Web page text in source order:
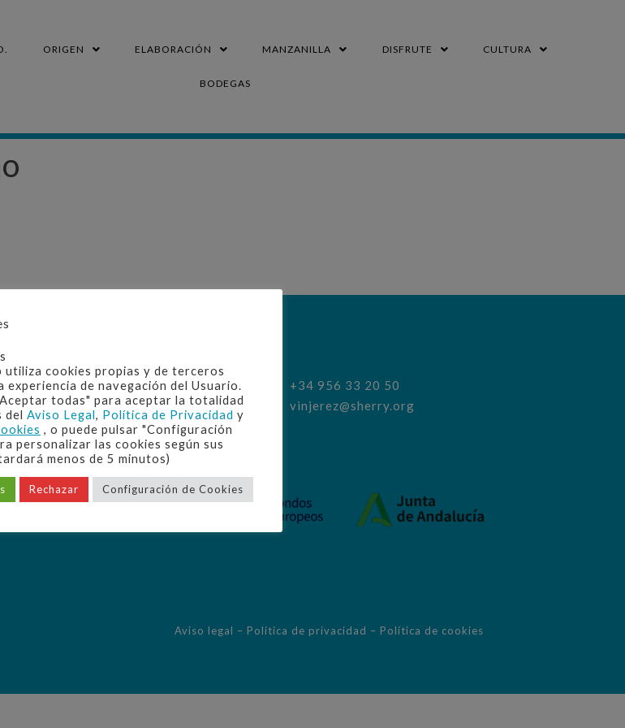
ORIGEN ELABORACIÓN MANZANILLA DISFRUTE CULTURA
BODEGAS
Avda. Alcalde Álvaro Domecq 2
11402 Jerez de la Frontera (Cádiz)
+34 956 33 20 50
vinjerez@sherry.org
Aviso legal – Política de privacidad – Política de cookies
utiliza cookies propias y de terceros
experiencia de navegación del Usuario.
todas" para aceptar la totalidad
del Aviso Legal, Política de Privacidad y
, o puede pulsar "Configuración
personalizar las cookies según sus
menos de 5 minutos)
Rechazar Configuración de Cookies